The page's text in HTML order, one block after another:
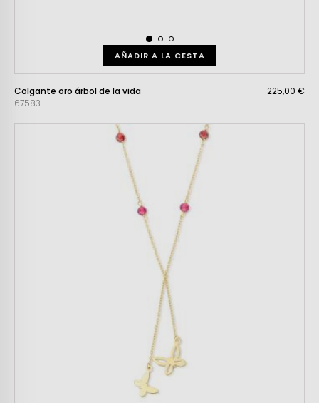
AÑADIR A LA CESTA
Colgante oro árbol de la vida
67583
225,00 €